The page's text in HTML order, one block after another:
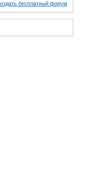
бесплатный форум